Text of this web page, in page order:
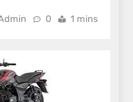
0 1 mins